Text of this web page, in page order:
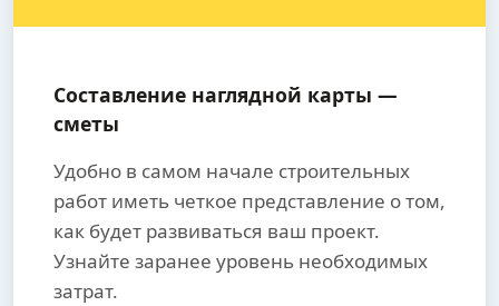
Составление наглядной карты —
сметы
Удобно в самом начале строительных
работ иметь четкое представление о том,
как будет развиваться ваш проект.
Узнайте заранее уровень необходимых
затрат.